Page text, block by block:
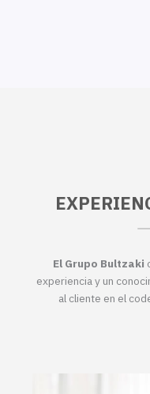
El Grupo Bultzaki
experiencia y un
al cliente en el